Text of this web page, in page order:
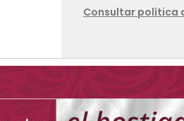
Consultar política